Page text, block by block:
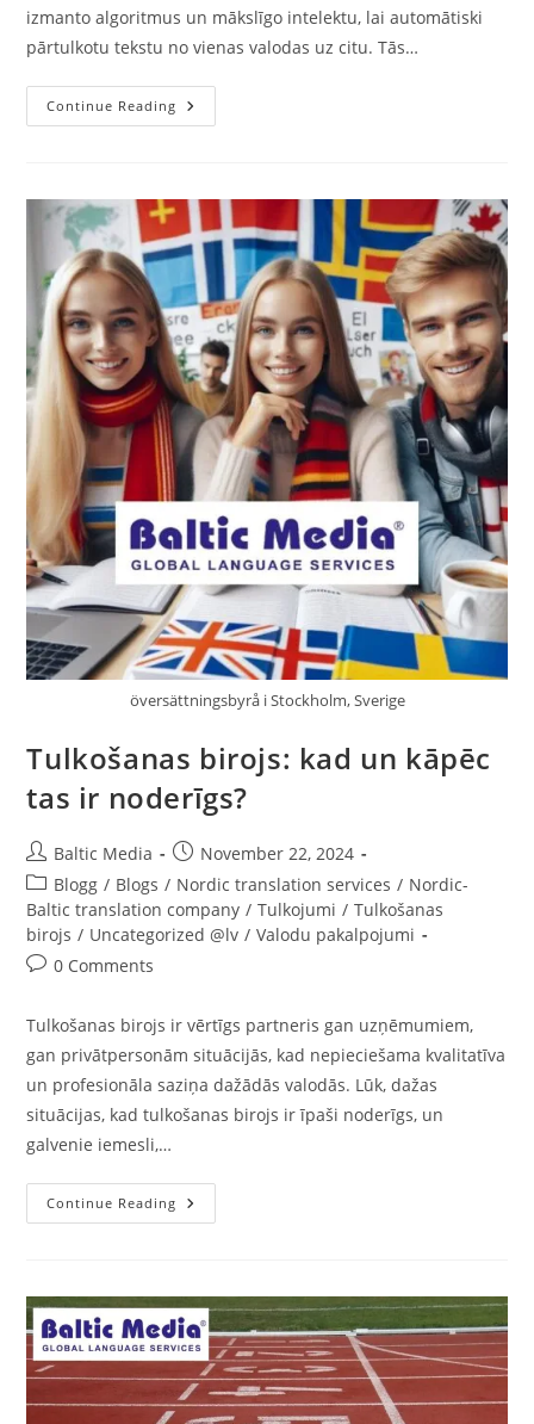
izmanto algoritmus un mākslīgo intelektu, lai automātiski
pārtulkotu tekstu no vienas valodas uz citu. Tās…
Continue Reading Kas
Ir
Uz
Tām
Var
Paļauties,
Kad
Vajag
Kvalitatīvus
Tulkojumus?
översättningsbyrå i Stockholm, Sverige
Tulkošanas birojs: kad un kāpēc
tas ir noderīgs?
Post
author:
Baltic Media
Post
published:
November 22, 2024
Post
category:
Blogg / Blogs / Nordic translation services / Nordic-
Baltic translation company / Tulkojumi / Tulkošanas
birojs / Uncategorized @lv / Valodu pakalpojumi
Post0 Comments
Tulkošanas birojs ir vērtīgs partneris gan uzņēmumiem,
gan privātpersonām situācijās, kad nepieciešama kvalitatīva
un profesionāla saziņa dažādās valodās. Lūk, dažas
situācijas, kad tulkošanas birojs ir īpaši noderīgs, un
galvenie iemesli,…
Continue Reading Tulkošanas
Birojs:
Ir
Noderīgs?